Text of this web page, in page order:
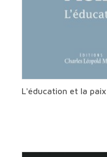
L'éducation et la paix